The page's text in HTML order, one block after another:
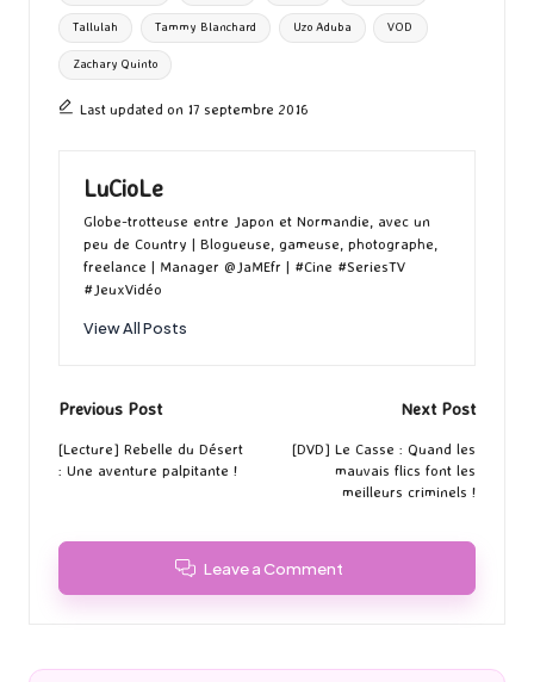
Tallulah Tammy Blanchard Uzo Aduba VOD
Zachary Quinto
Last updated on 17 septembre 2016
LuCioLe
Globe-trotteuse entre Japon et Normandie, avec un
peu de Country | Blogueuse, gameuse, photographe,
freelance | Manager @JaMEfr | #Cine #SeriesTV
#JeuxVidéo
View All Posts
Post
navigation
Previous Post
[Lecture] Rebelle du Désert
: Une aventure palpitante !
Next Post
[DVD] Le Casse : Quand les
mauvais flics font les
meilleurs criminels !
Leave a Comment